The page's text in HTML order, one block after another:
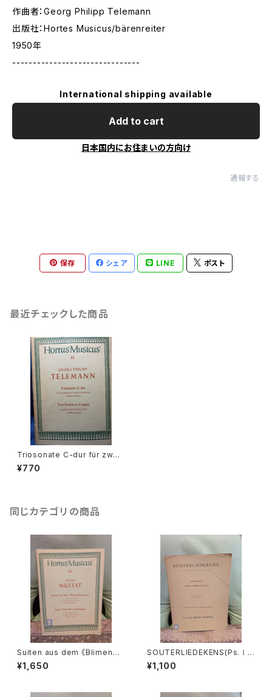
作曲者：Georg Philipp Telemann
出版社：Hortes Musicus/bärenreiter
1950年
-------------------------------
International shipping available
Add to cart
日本国内にお住まいの方向け
通報する
保存 シェア LINE ポスト
最近チェックした商品
Triosonate C-dur für zwei
Blockflöten(Violinen,Querf
löten)und Basso continuo
¥770
同じカテゴリの商品
Suiten aus dem 《Blimenbü
schlein》【著者：MUFFAT】出
版社：BÄRENREITER KASSEL
¥1,650
SOUTERLIEDEKENS(Ps.Ⅰ,
Ⅻ,XXXⅠ,XXXⅧ,XL,XLⅡ,L
Ⅲ,LXV)【著者：JACOBUS CL
¥1,100